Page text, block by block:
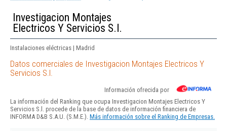
Investigacion Montajes
Electricos Y Servicios S.l.
Instalaciones eléctricas | Madrid
Datos comerciales de Investigacion Montajes Electricos Y
Servicios S.l.
Información ofrecida por
La información del Ranking que ocupa Investigacion Montajes Electricos Y
Servicios S.l. procede de la base de datos de información financiera de
INFORMA D&B S.A.U. (S.M.E.). Más información sobre el Ranking de Empresas.